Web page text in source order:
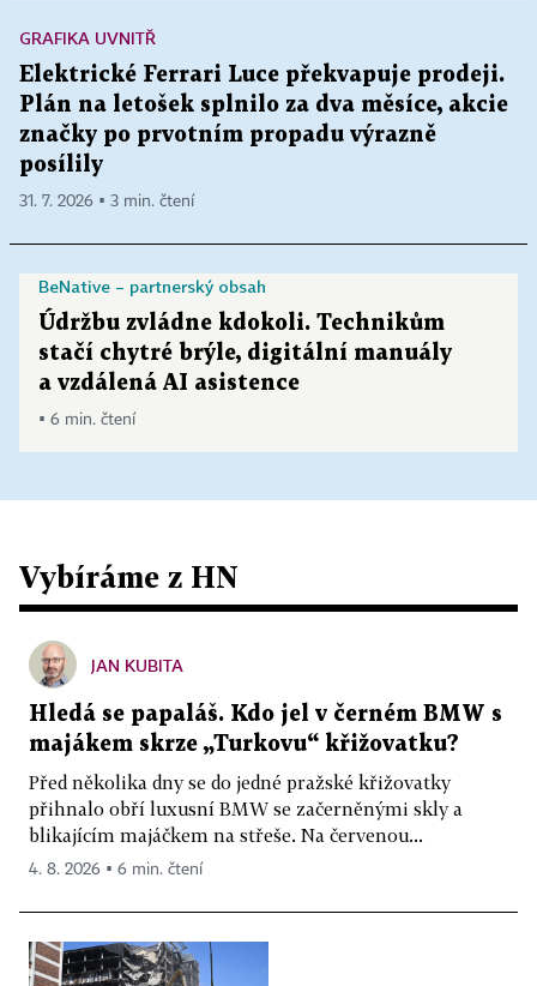
GRAFIKA UVNITŘ
Elektrické Ferrari Luce překvapuje prodeji.
Plán na letošek splnilo za dva měsíce, akcie
značky po prvotním propadu výrazně
posílily
31. 7. 2026 ▪ 3 min. čtení
BeNative – partnerský obsah
Údržbu zvládne kdokoli. Technikům
stačí chytré brýle, digitální manuály
a vzdálená AI asistence
▪ 6 min. čtení
Vybíráme z HN
JAN KUBITA
Hledá se papaláš. Kdo jel v černém BMW s
majákem skrze „Turkovu“ křižovatku?
Před několika dny se do jedné pražské křižovatky
přihnalo obří luxusní BMW se začerněnými skly a
blikajícím majáčkem na střeše. Na červenou...
4. 8. 2026 ▪ 6 min. čtení